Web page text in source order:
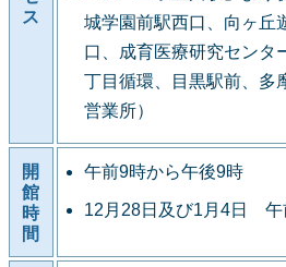
ス
城学園前駅西口、向ヶ丘
口、成育医療研究センタ
丁目循環、目黒駅前、多
営業所）
開
館
時
間
午前9時から午後9時
12月28日及び1月4日 午